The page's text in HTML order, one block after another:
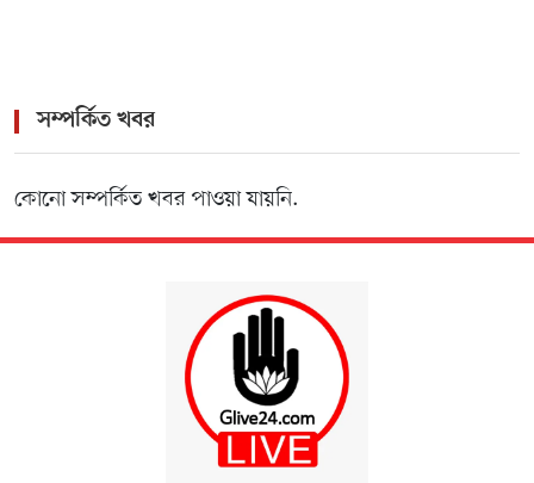
সম্পর্কিত খবর
কোনো সম্পর্কিত খবর পাওয়া যায়নি.